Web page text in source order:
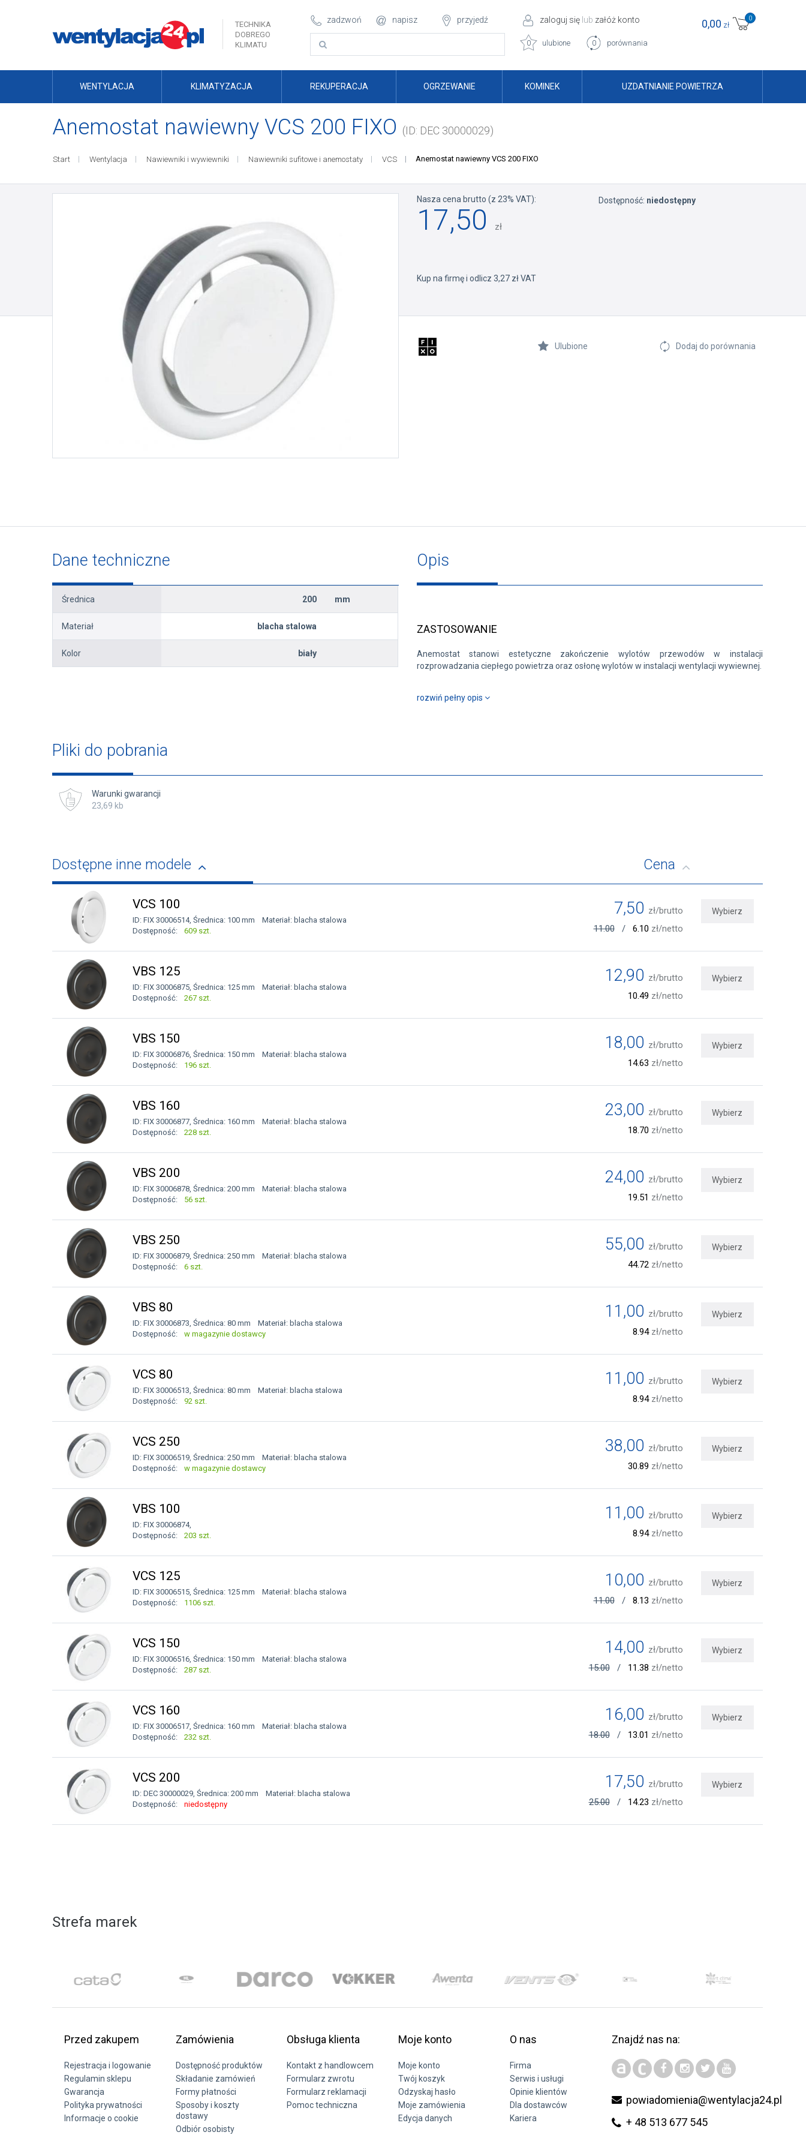
TECHNIKA
DOBREGO
KLIMATU
zadzwoń napisz przyjedź zaloguj się lub załóż konto
0 ulubione 0 porównania
0
0,00 zł
WENTYLACJA KLIMATYZACJA REKUPERACJA OGRZEWANIE KOMINEK UZDATNIANIE POWIETRZA
Anemostat nawiewny VCS 200 FIXO (ID: DEC 30000029)
Start Wentylacja Nawiewniki i wywiewniki Nawiewniki sufitowe i anemostaty VCS Anemostat nawiewny VCS 200 FIXO
Nasza cena brutto (z 23% VAT):
17,50 zł
Kup na firmę i odlicz 3,27 zł VAT
Dostępność: niedostępny
Ulubione Dodaj do porównania
Dane techniczne
Średnica 200 mm
Materiał blacha stalowa
Kolor biały
Opis
ZASTOSOWANIE
Anemostat stanowi estetyczne zakończenie wylotów przewodów w instalacji
rozprowadzania ciepłego powietrza oraz osłonę wylotów w instalacji wentylacji wywiewnej.
się ramka montażowa.
rozwiń pełny opis
Pliki do pobrania
Warunki gwarancji
23,69 kb
Dostępne inne modele Cena
VCS 100
ID: FIX 30006514, Średnica: 100 mm Materiał: blacha stalowa
Dostępność:
609 szt.
7,50 zł/brutto
11.00
/ 6.10 zł/netto
Wybierz
VBS 125
ID: FIX 30006875, Średnica: 125 mm Materiał: blacha stalowa
Dostępność:
267 szt.
12,90 zł/brutto
10.49 zł/netto
Wybierz
VBS 150
ID: FIX 30006876, Średnica: 150 mm Materiał: blacha stalowa
Dostępność:
196 szt.
18,00 zł/brutto
14.63 zł/netto
Wybierz
VBS 160
ID: FIX 30006877, Średnica: 160 mm Materiał: blacha stalowa
Dostępność:
228 szt.
23,00 zł/brutto
18.70 zł/netto
Wybierz
VBS 200
ID: FIX 30006878, Średnica: 200 mm Materiał: blacha stalowa
Dostępność:
56 szt.
24,00 zł/brutto
19.51 zł/netto
Wybierz
VBS 250
ID: FIX 30006879, Średnica: 250 mm Materiał: blacha stalowa
Dostępność:
6 szt.
55,00 zł/brutto
44.72 zł/netto
Wybierz
VBS 80
ID: FIX 30006873, Średnica: 80 mm Materiał: blacha stalowa
Dostępność:
w magazynie dostawcy
11,00 zł/brutto
8.94 zł/netto
Wybierz
VCS 80
ID: FIX 30006513, Średnica: 80 mm Materiał: blacha stalowa
Dostępność:
92 szt.
11,00 zł/brutto
8.94 zł/netto
Wybierz
VCS 250
ID: FIX 30006519, Średnica: 250 mm Materiał: blacha stalowa
Dostępność:
w magazynie dostawcy
38,00 zł/brutto
30.89 zł/netto
Wybierz
VBS 100
ID: FIX 30006874,
Dostępność:
203 szt.
11,00 zł/brutto
8.94 zł/netto
Wybierz
VCS 125
ID: FIX 30006515, Średnica: 125 mm Materiał: blacha stalowa
Dostępność:
1106 szt.
10,00 zł/brutto
11.00
/ 8.13 zł/netto
Wybierz
VCS 150
ID: FIX 30006516, Średnica: 150 mm Materiał: blacha stalowa
Dostępność:
287 szt.
14,00 zł/brutto
15.00
/ 11.38 zł/netto
Wybierz
VCS 160
ID: FIX 30006517, Średnica: 160 mm Materiał: blacha stalowa
Dostępność:
232 szt.
16,00 zł/brutto
18.00
/ 13.01 zł/netto
Wybierz
VCS 200
ID: DEC 30000029, Średnica: 200 mm Materiał: blacha stalowa
Dostępność:
niedostępny
17,50 zł/brutto
25.00
/ 14.23 zł/netto
Wybierz
Strefa marek
Przed zakupem
Rejestracja i logowanie
Regulamin sklepu
Gwarancja
Polityka prywatności
Informacje o cookie
Zamówienia
Dostępność produktów
Składanie zamówień
Formy płatności
Sposoby i koszty
dostawy
Odbiór osobisty
Obsługa klienta
Kontakt z handlowcem
Formularz zwrotu
Formularz reklamacji
Pomoc techniczna
Moje konto
Moje konto
Twój koszyk
Odzyskaj hasło
Moje zamówienia
Edycja danych
O nas
Firma
Serwis i usługi
Opinie klientów
Dla dostawców
Kariera
Znajdź nas na:
powiadomienia@wentylacja24.pl
+ 48 513 677 545